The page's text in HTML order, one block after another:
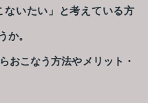
いたい」と考えている方
か。
おこなう方法やメリット・